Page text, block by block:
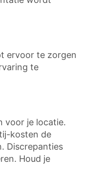
ervoor te zorgen
te
voor je locatie.
kosten de
Discrepanties
Houd je